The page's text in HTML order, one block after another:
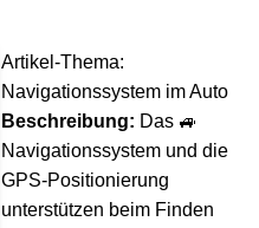
Artikel-Thema:
Navigationssystem im Auto
Beschreibung: Das 🚙
Navigationssystem und die
GPS-Positionierung
unterstützen beim Finden